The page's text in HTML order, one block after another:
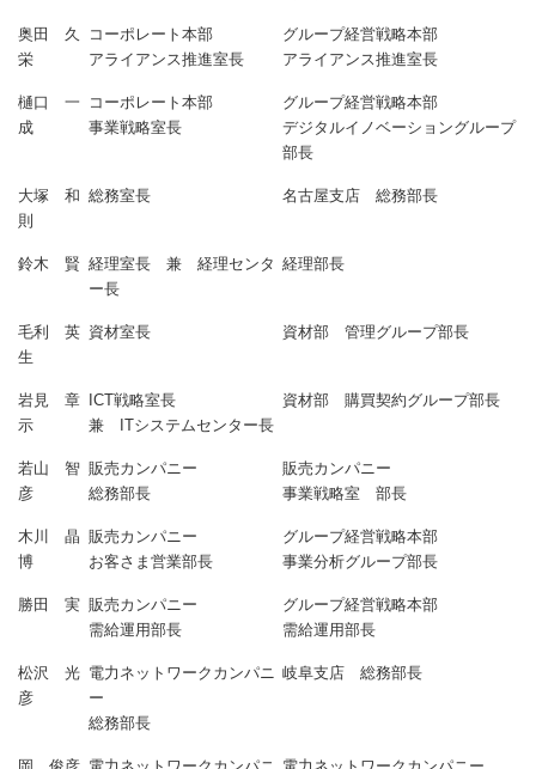
奥田 久
栄
コーポレート本部
アライアンス推進室長
グループ経営戦略本部
アライアンス推進室長
樋口 一
成
コーポレート本部
事業戦略室長
グループ経営戦略本部
デジタルイノベーショングループ
部長
大塚 和
則
総務室長 名古屋支店 総務部長
鈴木 賢 経理室長 兼 経理センタ
ー長
経理部長
毛利 英
生
資材室長 資材部 管理グループ部長
岩見 章
示
ICT戦略室長
兼 ITシステムセンター長
資材部 購買契約グループ部長
若山 智
彦
販売カンパニー
総務部長
販売カンパニー
事業戦略室 部長
木川 晶
博
販売カンパニー
お客さま営業部長
グループ経営戦略本部
事業分析グループ部長
勝田 実 販売カンパニー
需給運用部長
グループ経営戦略本部
需給運用部長
松沢 光
彦
電力ネットワークカンパニ
ー
総務部長
岐阜支店 総務部長